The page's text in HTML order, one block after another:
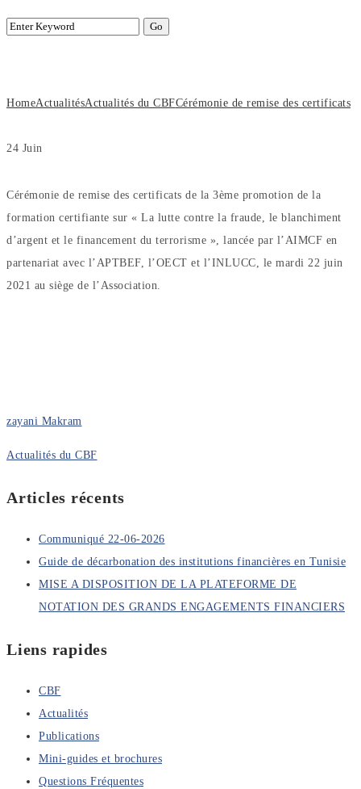
HomeActualitésActualités du CBFCérémonie de remise des certificats
24 Juin
Cérémonie de remise des certificats de la 3ème promotion de la
formation certifiante sur « La lutte contre la fraude, le blanchiment
d’argent et le financement du terrorisme », lancée par l’AIMCF en
partenariat avec l’APTBEF, l’OECT et l’INLUCC, le mardi 22 juin
2021 au siège de l’Association.
zayani Makram
Actualités du CBF
Articles récents
Communiqué 22-06-2026
Guide de décarbonation des institutions financières en Tunisie
MISE A DISPOSITION DE LA PLATEFORME DE
NOTATION DES GRANDS ENGAGEMENTS FINANCIERS
Liens rapides
CBF
Actualités
Publications
Mini-guides et brochures
Questions Fréquentes